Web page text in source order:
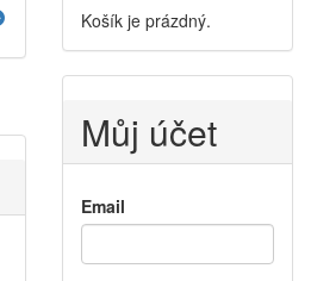
Košík je prázdný.
Můj účet
Email